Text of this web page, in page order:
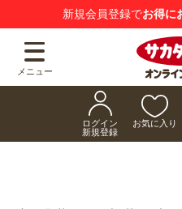
新規会員登録でお得に
メニュー
ログイン
新規登録
お気に入り